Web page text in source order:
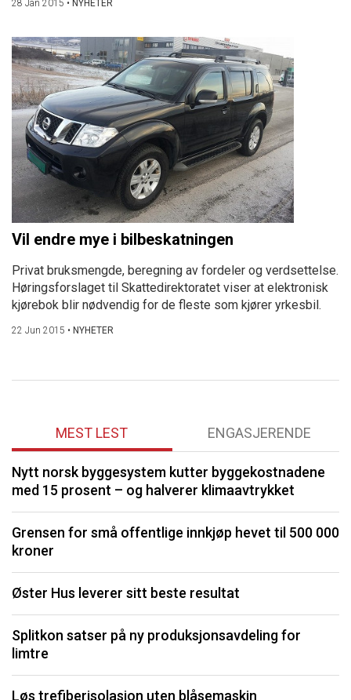
28 Jan 2015 • NYHETER
Vil endre mye i bilbeskatningen
Privat bruksmengde, beregning av fordeler og verdsettelse.
Høringsforslaget til Skattedirektoratet viser at elektronisk
kjørebok blir nødvendig for de fleste som kjører yrkesbil.
22 Jun 2015 • NYHETER
MEST LEST ENGASJERENDE
Nytt norsk byggesystem kutter byggekostnadene
med 15 prosent – og halverer klimaavtrykket
Grensen for små offentlige innkjøp hevet til 500 000
kroner
Øster Hus leverer sitt beste resultat
Splitkon satser på ny produksjonsavdeling for
limtre
Løs trefiberisolasjon uten blåsemaskin